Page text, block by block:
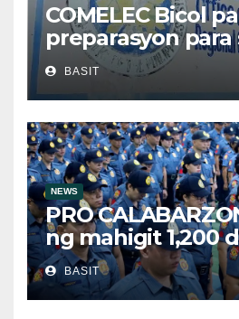
COMELEC Bicol
preparasyon para
BSKE
BASIT
NEWS
PRO
ng mahigit 1,200
suspects at
Php29.6M halaga
droga nasamsam
BASIT